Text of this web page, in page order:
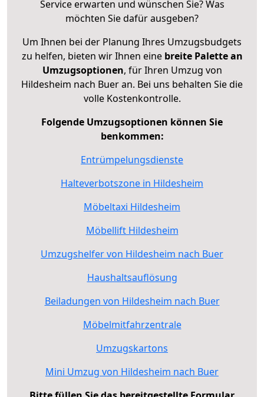
Service erwarten und wünschen Sie? Was
möchten Sie dafür ausgeben?
Um Ihnen bei der Planung Ihres Umzugsbudgets
zu helfen, bieten wir Ihnen eine breite Palette an
Umzugsoptionen, für Ihren Umzug von
Hildesheim nach Buer an. Bei uns behalten Sie die
volle Kostenkontrolle.
Folgende Umzugsoptionen können Sie
benkommen:
Entrümpelungsdienste
Halteverbotszone in Hildesheim
Möbeltaxi Hildesheim
Möbellift Hildesheim
Umzugshelfer von Hildesheim nach Buer
Haushaltsauflösung
Beiladungen von Hildesheim nach Buer
Möbelmitfahrzentrale
Umzugskartons
Mini Umzug von Hildesheim nach Buer